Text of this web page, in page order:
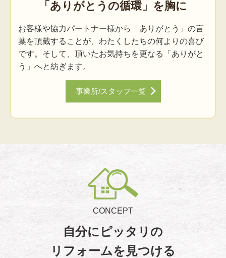
「ありがとうの循環」を胸に
お客様や協力パートナー様から「ありがとう」の言
葉を頂戴することが、わたくしたちの何よりの喜び
です。そして、頂いたお気持ちを更なる「ありがと
う」へと紡ぎます。
事業所/スタッフ一覧
自分にピッタリの
リフォームを見つける
CONCEPT